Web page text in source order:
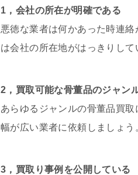
1，会社の所在が明確である
悪徳な業者は何かあった時連
は会社の所在地がはっきりし
2，買取可能な骨董品のジャン
あらゆるジャンルの骨董品買
幅が広い業者に依頼しましょう
3，買取り事例を公開している